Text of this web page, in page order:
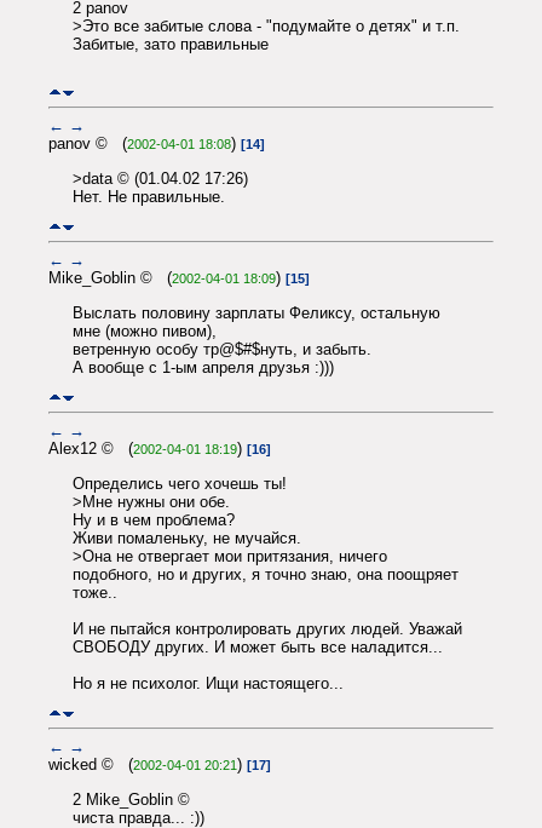
2 panov
>Это все забитые слова - "подумайте о детях" и т.п.
Забитые, зато правильные
← →
panov © (2002-04-01 18:08) [14]
>data © (01.04.02 17:26)
Нет. Не правильные.
← →
Mike_Goblin © (2002-04-01 18:09) [15]
Выслать половину зарплаты Феликсу, остальную
мне (можно пивом),
ветренную особу тр@$#$нуть, и забыть.
А вообще с 1-ым апреля друзья :)))
← →
Alex12 © (2002-04-01 18:19) [16]
Определись чего хочешь ты!
>Мне нужны они обе.
Ну и в чем проблема?
Живи помаленьку, не мучайся.
>Она не отвергает мои притязания, ничего
подобного, но и других, я точно знаю, она поощряет
тоже..
И не пытайся контролировать других людей. Уважай
СВОБОДУ других. И может быть все наладится...
Но я не психолог. Ищи настоящего...
← →
wicked © (2002-04-01 20:21 ) [17]
2 Mike_Goblin ©
чиста правда... :))